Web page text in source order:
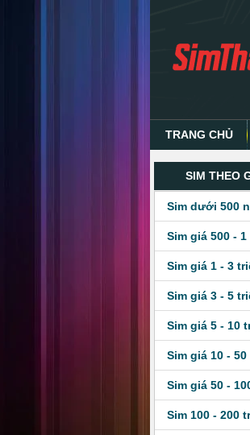
TRANG CHỦ
SIM THEO
Sim dưới 500
Sim giá 500 - 1
Sim giá 1 - 3
Sim giá 3 - 5
Sim giá 5 - 10
Sim giá 10 - 50
Sim giá 50 -
Sim 100 - 200